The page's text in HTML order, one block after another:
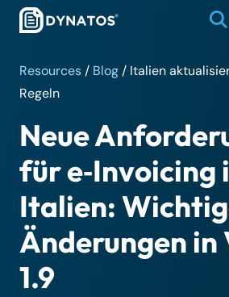
Resources / Blog / Italien
Regeln
Neue
für e‑Invoicing
Italien:
Änderungen in
1.9